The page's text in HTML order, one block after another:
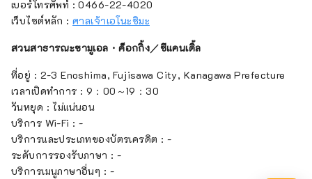
เบอร์โทรศัพท์ : 0466-22-4020
เว็บไซต์หลัก :ศาลเจ้าเอโนะชิมะ
สวนสาธารณะซามูเอล・ค็อกกิ้ง／ซีแคนเดิ้ล
ที่อยู่ : 2-3 Enoshima, Fujisawa City, Kanagawa Prefecture
เวลาเปิดทำการ : 9：00～19：30
วันหยุด : ไม่แน่นอน
บริการ Wi-Fi : -
บริการและประเภทของบัตรเครดิต : -
ระดับการรองรับภาษา : -
บริการเมนูภาษาอื่นๆ : -